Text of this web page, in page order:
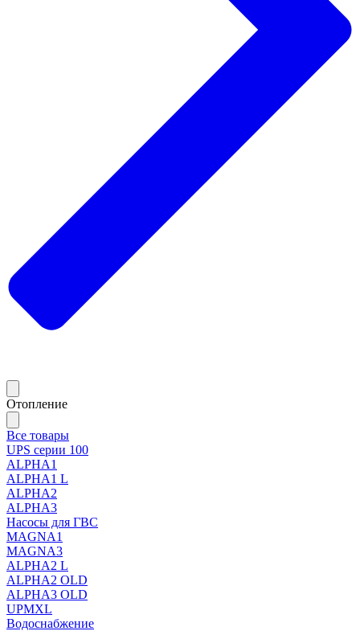
Отопление
Все товары
UPS серии 100
ALPHA1
ALPHA1 L
ALPHA2
ALPHA3
Насосы для ГВС
MAGNA1
MAGNA3
ALPHA2 L
ALPHA2 OLD
ALPHA3 OLD
UPMXL
Водоснабжение